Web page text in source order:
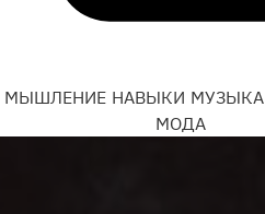
МЫШЛЕНИЕ НАВЫКИ МУЗЫКА
МОДА